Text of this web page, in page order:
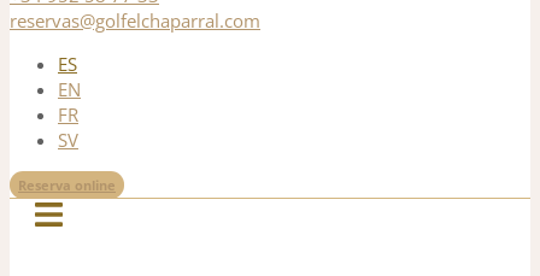
reservas@golfelchaparral.com
ES
EN
FR
SV
Reserva online